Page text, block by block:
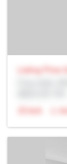
Listing Price
N/A